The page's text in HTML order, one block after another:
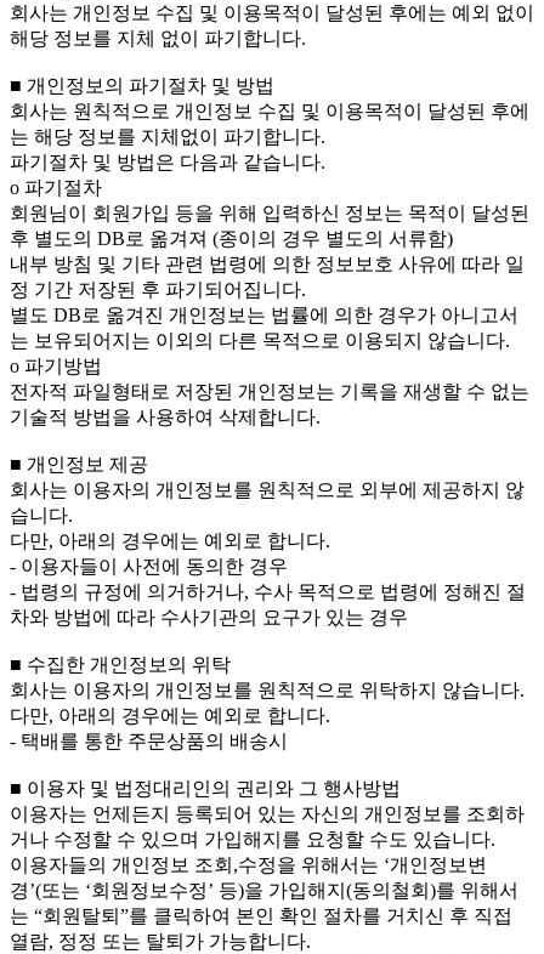
회사는 개인정보 수집 및 이용목적이 달성된 후에는 예외 없이
해당 정보를 지체 없이 파기합니다.
■ 개인정보의 파기절차 및 방법
회사는 원칙적으로 개인정보 수집 및 이용목적이 달성된 후에
는 해당 정보를 지체없이 파기합니다.
파기절차 및 방법은 다음과 같습니다.
ο 파기절차
회원님이 회원가입 등을 위해 입력하신 정보는 목적이 달성된
후 별도의 DB로 옮겨져 (종이의 경우 별도의 서류함)
내부 방침 및 기타 관련 법령에 의한 정보보호 사유에 따라 일
정 기간 저장된 후 파기되어집니다.
별도 DB로 옮겨진 개인정보는 법률에 의한 경우가 아니고서
는 보유되어지는 이외의 다른 목적으로 이용되지 않습니다.
ο 파기방법
전자적 파일형태로 저장된 개인정보는 기록을 재생할 수 없는
기술적 방법을 사용하여 삭제합니다.
■ 개인정보 제공
회사는 이용자의 개인정보를 원칙적으로 외부에 제공하지 않
습니다.
다만, 아래의 경우에는 예외로 합니다.
- 이용자들이 사전에 동의한 경우
- 법령의 규정에 의거하거나, 수사 목적으로 법령에 정해진 절
차와 방법에 따라 수사기관의 요구가 있는 경우
■ 수집한 개인정보의 위탁
회사는 이용자의 개인정보를 원칙적으로 위탁하지 않습니다.
다만, 아래의 경우에는 예외로 합니다.
- 택배를 통한 주문상품의 배송시
■ 이용자 및 법정대리인의 권리와 그 행사방법
이용자는 언제든지 등록되어 있는 자신의 개인정보를 조회하
거나 수정할 수 있으며 가입해지를 요청할 수도 있습니다.
이용자들의 개인정보 조회,수정을 위해서는 ‘개인정보변
경’(또는 ‘회원정보수정’ 등)을 가입해지(동의철회)를 위해서
는 “회원탈퇴”를 클릭하여 본인 확인 절차를 거치신 후 직접
열람, 정정 또는 탈퇴가 가능합니다.